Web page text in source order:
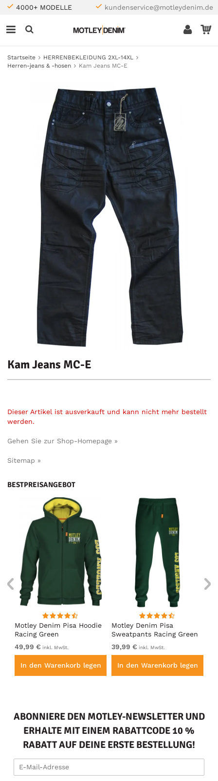
4000+ MODELLE kundenservice@motleydenim.de
Startseite
HERRENBEKLEIDUNG 2XL-14XL
Herren-jeans & -hosen
Kam Jeans MC-E
Kam Jeans MC-E
Dieser Artikel ist ausverkauft und kann nicht mehr bestellt
werden.
Gehen Sie zur Shop-Homepage »
Sitemap »
BESTPREISANGEBOT
Motley Denim Pisa Hoodie
Racing Green
49,99 € inkl. MwSt.
In den Warenkorb legen
Motley Denim Pisa
Sweatpants Racing Green
39,99 € inkl. MwSt.
In den Warenkorb legen
ABONNIERE DEN MOTLEY-NEWSLETTER UND
ERHALTE MIT EINEM RABATTCODE 10 %
RABATT AUF DEINE ERSTE BESTELLUNG!